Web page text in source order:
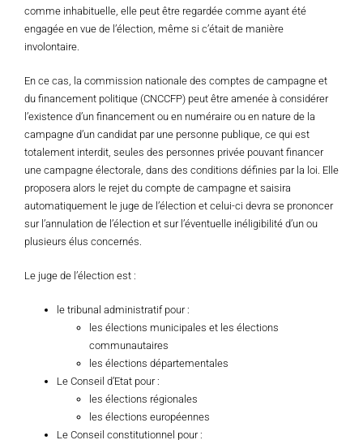
comme inhabituelle, elle peut être regardée comme ayant été
engagée en vue de l’élection, même si c’était de manière
involontaire.
En ce cas, la commission nationale des comptes de campagne et
du financement politique (CNCCFP) peut être amenée à considérer
l’existence d’un financement ou en numéraire ou en nature de la
campagne d’un candidat par une personne publique, ce qui est
totalement interdit, seules des personnes privée pouvant financer
une campagne électorale, dans des conditions définies par la loi. Elle
proposera alors le rejet du compte de campagne et saisira
automatiquement le juge de l’élection et celui-ci devra se prononcer
sur l’annulation de l’élection et sur l’éventuelle inéligibilité d’un ou
plusieurs élus concernés.
Le juge de l’élection est :
le tribunal administratif pour :
les élections municipales et les élections
communautaires
les élections départementales
Le Conseil d’Etat pour :
les élections régionales
les élections européennes
Le Conseil constitutionnel pour :